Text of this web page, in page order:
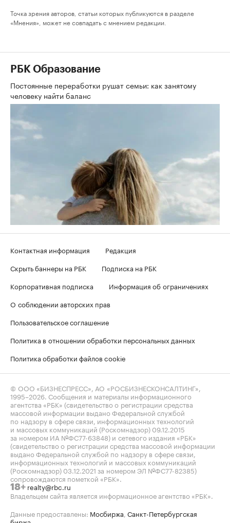
Точка зрения авторов, статьи которых публикуются в разделе
«Мнения», может не совпадать с мнением редакции.
РБК Образование
Постоянные переработки рушат семьи: как занятому
человеку найти баланс
Контактная информация
Редакция
Скрыть баннеры на РБК
Подписка на РБК
Корпоративная подписка
Информация об ограничениях
О соблюдении авторских прав
Пользовательское соглашение
Политика в отношении обработки персональных данных
Политика обработки файлов cookie
© ООО «БИЗНЕСПРЕСС», АО «РОСБИЗНЕСКОНСАЛТИНГ»,
1995–2026. Сообщения и материалы информационного
агентства «РБК» (свидетельство о регистрации средства
массовой информации выдано Федеральной службой
по надзору в сфере связи, информационных технологий
и массовых коммуникаций (Роскомнадзор) 09.12.2015
за номером ИА №ФС77-63848) и сетевого издания «РБК»
(свидетельство о регистрации средства массовой информации
выдано Федеральной службой по надзору в сфере связи,
информационных технологий и массовых коммуникаций
(Роскомнадзор) 03.12.2021 за номером ЭЛ №ФС77-82385)
сопровождаются пометкой «РБК».
18+ realty@rbc.ru
Владельцем сайта является информационное агентство «РБК».
Данные предоставлены: Мосбиржа, Санкт-Петербургская